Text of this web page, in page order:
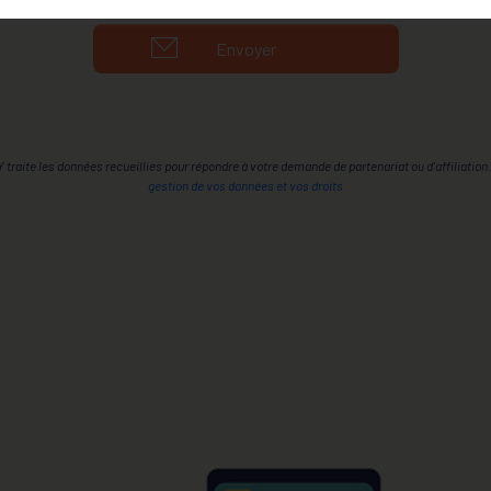
Envoyer
traite les données recueillies pour répondre à votre demande de partenariat ou d'affiliation.
gestion de vos données et vos droits